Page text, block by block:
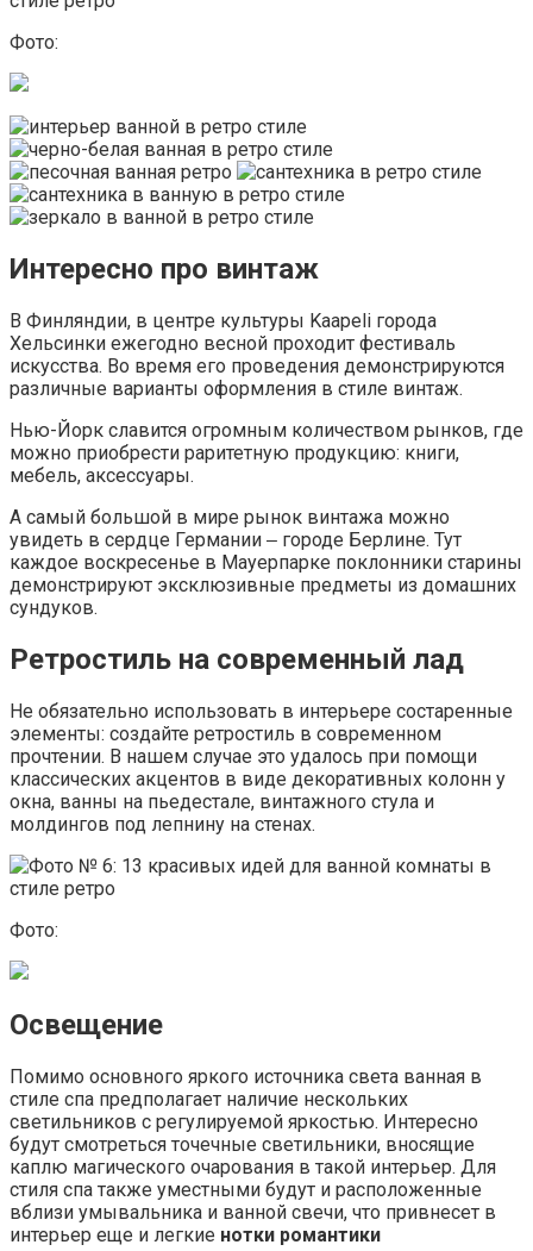
Фото:
Интересно про винтаж
В Финляндии, в центре культуры Kaapeli города
Хельсинки ежегодно весной проходит фестиваль
искусства. Во время его проведения демонстрируются
различные варианты оформления в стиле винтаж.
Нью-Йорк славится огромным количеством рынков, где
можно приобрести раритетную продукцию: книги,
мебель, аксессуары.
А самый большой в мире рынок винтажа можно
увидеть в сердце Германии ‒ городе Берлине. Тут
каждое воскресенье в Мауерпарке поклонники старины
демонстрируют эксклюзивные предметы из домашних
сундуков.
Ретростиль на современный лад
Не обязательно использовать в интерьере состаренные
элементы: создайте ретростиль в современном
прочтении. В нашем случае это удалось при помощи
классических акцентов в виде декоративных колонн у
окна, ванны на пьедестале, винтажного стула и
молдингов под лепнину на стенах.
Фото:
Освещение
Помимо основного яркого источника света ванная в
стиле спа предполагает наличие нескольких
светильников с регулируемой яркостью. Интересно
будут смотреться точечные светильники, вносящие
каплю магического очарования в такой интерьер. Для
стиля спа также уместными будут и расположенные
вблизи умывальника и ванной свечи, что привнесет в
интерьер еще и легкие нотки романтики